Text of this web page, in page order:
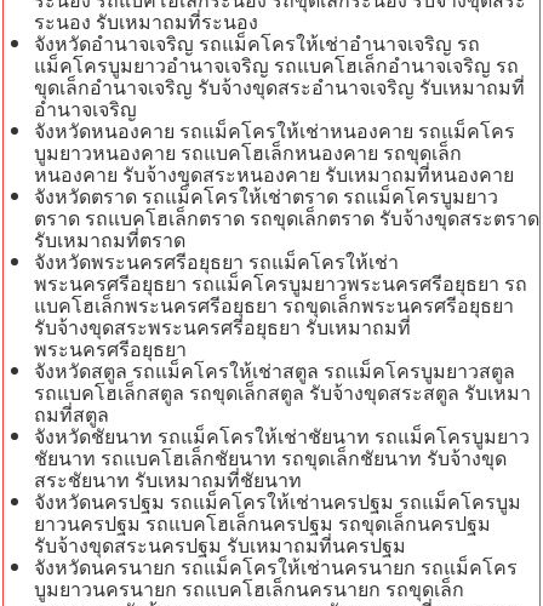
ระนอง รับเหมาถมที่ระนอง
จังหวัดอำนาจเจริญ รถแม็คโครให้เช่าอำนาจเจริญ รถ
แม็คโครบูมยาวอำนาจเจริญ รถแบคโฮเล็กอำนาจเจริญ รถ
ขุดเล็กอำนาจเจริญ รับจ้างขุดสระอำนาจเจริญ รับเหมาถมที่
อำนาจเจริญ
จังหวัดหนองคาย รถแม็คโครให้เช่าหนองคาย รถแม็คโคร
บูมยาวหนองคาย รถแบคโฮเล็กหนองคาย รถขุดเล็ก
หนองคาย รับจ้างขุดสระหนองคาย รับเหมาถมที่หนองคาย
จังหวัดตราด รถแม็คโครให้เช่าตราด รถแม็คโครบูมยาว
ตราด รถแบคโฮเล็กตราด รถขุดเล็กตราด รับจ้างขุดสระตราด
รับเหมาถมที่ตราด
จังหวัดพระนครศรีอยุธยา รถแม็คโครให้เช่า
พระนครศรีอยุธยา รถแม็คโครบูมยาวพระนครศรีอยุธยา รถ
แบคโฮเล็กพระนครศรีอยุธยา รถขุดเล็กพระนครศรีอยุธยา
รับจ้างขุดสระพระนครศรีอยุธยา รับเหมาถมที่
พระนครศรีอยุธยา
จังหวัดสตูล รถแม็คโครให้เช่าสตูล รถแม็คโครบูมยาวสตูล
รถแบคโฮเล็กสตูล รถขุดเล็กสตูล รับจ้างขุดสระสตูล รับเหมา
ถมที่สตูล
จังหวัดชัยนาท รถแม็คโครให้เช่าชัยนาท รถแม็คโครบูมยาว
ชัยนาท รถแบคโฮเล็กชัยนาท รถขุดเล็กชัยนาท รับจ้างขุด
สระชัยนาท รับเหมาถมที่ชัยนาท
จังหวัดนครปฐม รถแม็คโครให้เช่านครปฐม รถแม็คโครบูม
ยาวนครปฐม รถแบคโฮเล็กนครปฐม รถขุดเล็กนครปฐม
รับจ้างขุดสระนครปฐม รับเหมาถมที่นครปฐม
จังหวัดนครนายก รถแม็คโครให้เช่านครนายก รถแม็คโคร
บูมยาวนครนายก รถแบคโฮเล็กนครนายก รถขุดเล็ก